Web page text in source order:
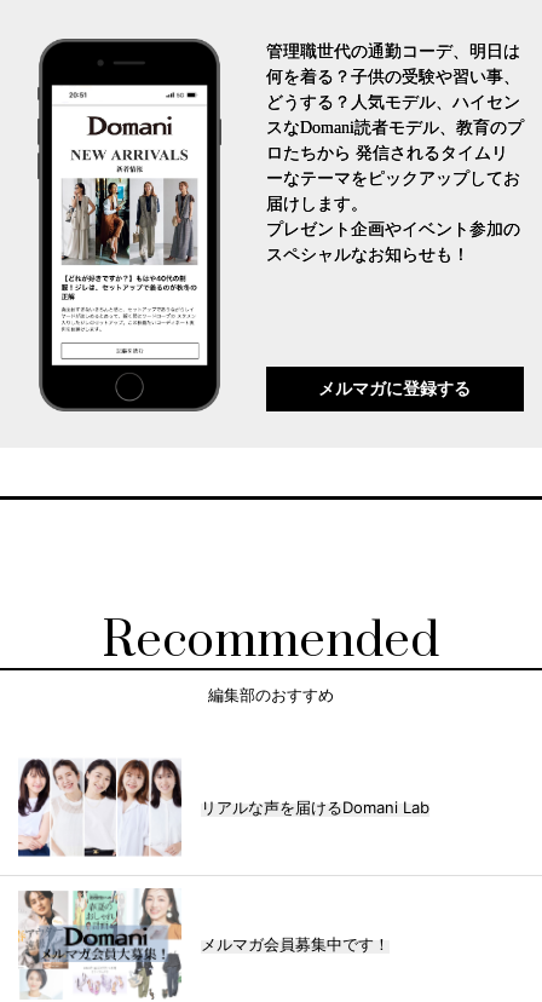
管理職世代の通勤コーデ、明日は
何を着る？子供の受験や習い事、
どうする？人気モデル、ハイセン
スなDomani読者モデル、教育のプ
ロたちから 発信されるタイムリ
ーなテーマをピックアップしてお
届けします。
プレゼント企画やイベント参加の
スペシャルなお知らせも！
メルマガに登録する
Recommended
編集部のおすすめ
リアルな声を届けるDomani Lab
メルマガ会員募集中です！